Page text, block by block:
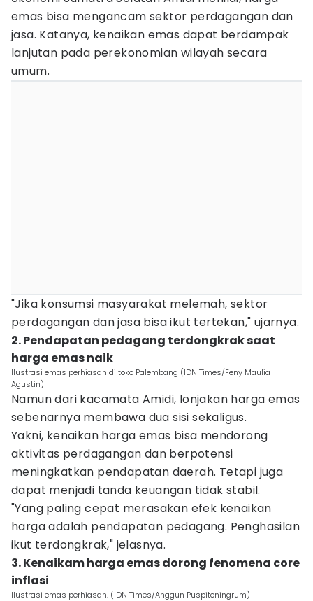
emas bisa mengancam sektor perdagangan dan
jasa. Katanya, kenaikan emas dapat berdampak
lanjutan pada perekonomian wilayah secara
umum.
"Jika konsumsi masyarakat melemah, sektor
perdagangan dan jasa bisa ikut tertekan," ujarnya.
2. Pendapatan pedagang terdongkrak saat
harga emas naik
Ilustrasi emas perhiasan di toko Palembang (IDN Times/Feny Maulia
Agustin)
Namun dari kacamata Amidi, lonjakan harga emas
sebenarnya membawa dua sisi sekaligus.
Yakni, kenaikan harga emas bisa mendorong
aktivitas perdagangan dan berpotensi
meningkatkan pendapatan daerah. Tetapi juga
dapat menjadi tanda keuangan tidak stabil.
"Yang paling cepat merasakan efek kenaikan
harga adalah pendapatan pedagang. Penghasilan
ikut terdongkrak," jelasnya.
3. Kenaikam harga emas dorong fenomena core
inflasi
Ilustrasi emas perhiasan. (IDN Times/Anggun Puspitoningrum)